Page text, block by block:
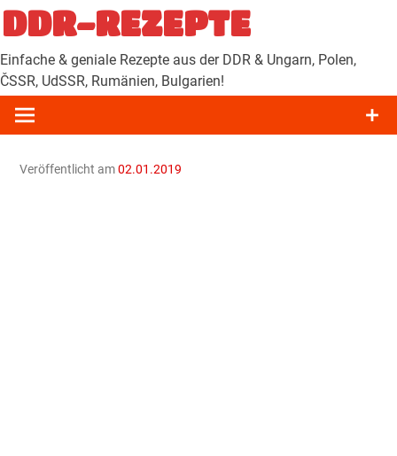
Zum
Inhalt
springen
DDR-REZEPTE
Einfache & geniale Rezepte aus der DDR & Ungarn, Polen,
ČSSR, UdSSR, Rumänien, Bulgarien!
Veröffentlicht am02.01.2019